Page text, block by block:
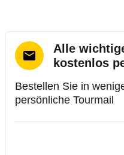
Alle
kostenlos
Bestellen Sie in
persönliche Tourmail